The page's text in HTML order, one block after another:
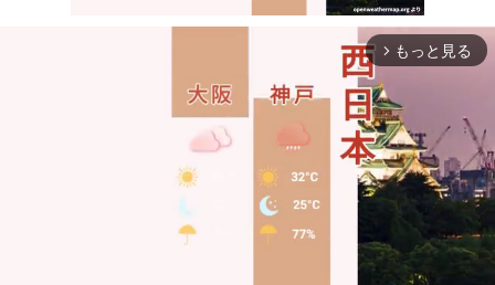
Mute
arrow_forward_ios もっと見る